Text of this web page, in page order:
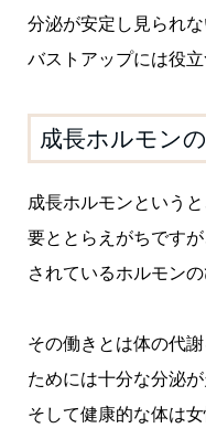
分泌が安定し見られ
バストアップには役立
成長ホルモン
成長ホルモンという
要ととらえがちです
されているホルモンの
その働きとは体の代
ためには十分な分泌が
そして健康的な体は